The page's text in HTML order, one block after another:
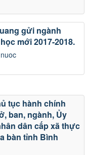
gửi ngành
mới 2017-2018.
tục hành chính
ban, ngành, Ủy
dân cấp xã thực
bàn tỉnh Bình